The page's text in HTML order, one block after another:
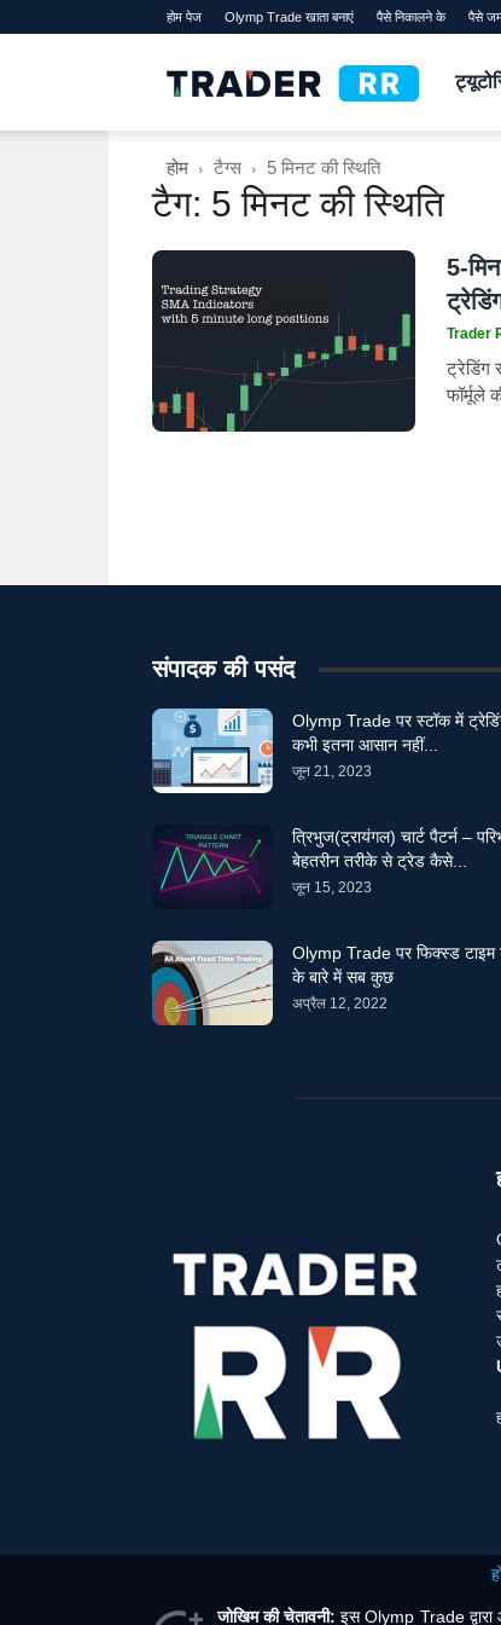
होम पेज Olymp Trade खाता बनाएं पैसे निकालने के पैसे
TraderRR
होम टैग्स 5 मिनट की स्थिति
टैग: 5 मिनट की स्थिति
5-
Trader
ट्रेडिंग
फॉर्मूले
संपादक की पसंद
Olymp Trade पर स्टॉक में
कभी इतना आसान नहीं...
जून 21, 2023
त्रिभुज(ट्रायंगल) चार्ट पैटर्न –
बेहतरीन तरीके से ट्रेड कैसे...
जून 15, 2023
Olymp Trade पर फिक्स्ड टाइम
के बारे में सब कुछ
अप्रैल 12, 2022
जोखिम की चेतावनी: इस Olymp Trade